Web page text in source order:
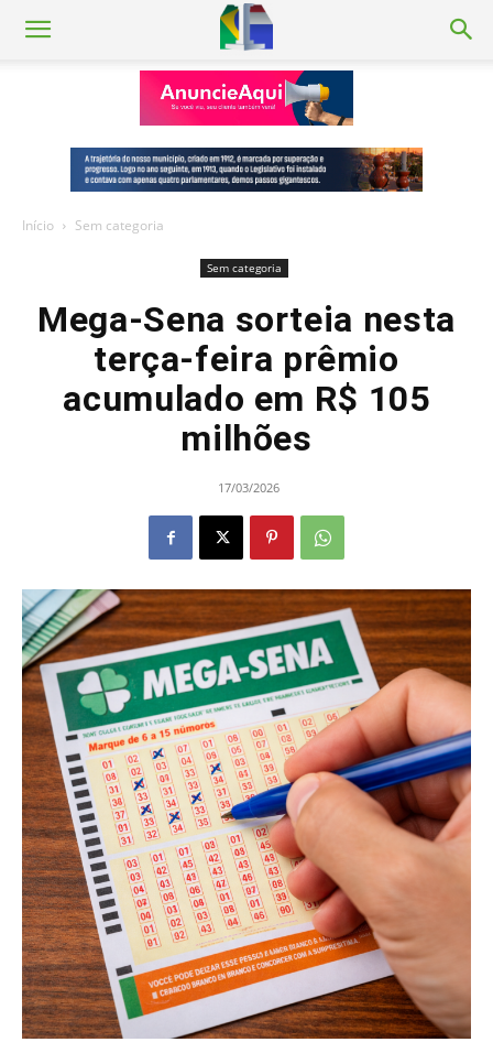
Início Sem categoria
Sem categoria
Mega-Sena sorteia nesta
terça-feira prêmio
acumulado em R$ 105
milhões
17/03/2026